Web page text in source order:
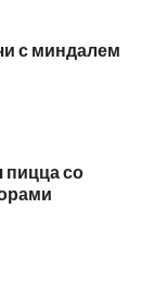
с миндалем
пицца со